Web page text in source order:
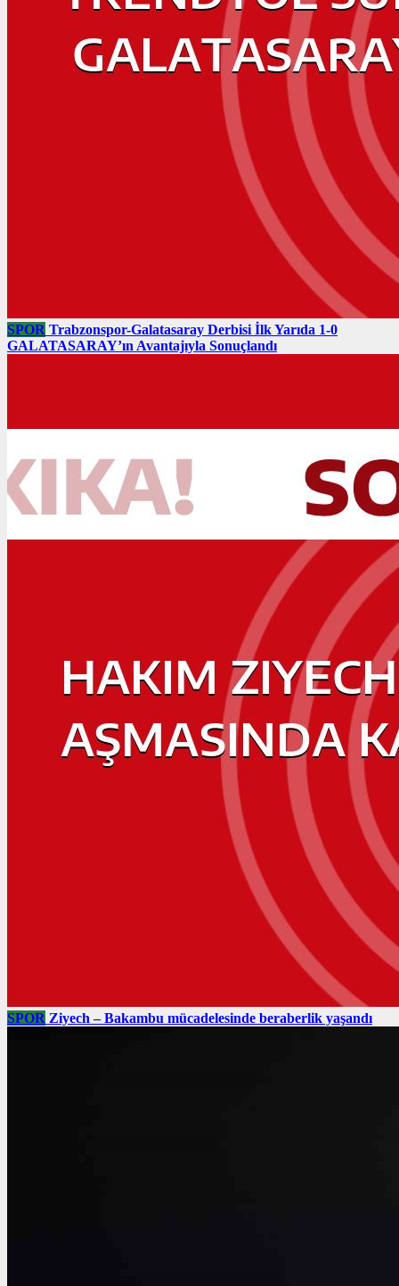
SPOR Trabzonspor-Galatasaray Derbisi İlk Yarıda 1-0
GALATASARAY’ın Avantajıyla Sonuçlandı
SPOR Ziyech – Bakambu mücadelesinde beraberlik yaşandı